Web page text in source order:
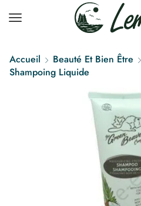
Accueil Beauté Et Bien Être
Shampoing Liquide